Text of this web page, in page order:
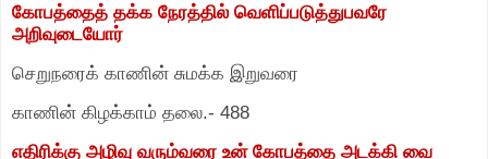
கோபத்தைத் தக்க நேரத்தில் வெளிப்படுத்துபவரே
அறிவுடையோர்
செறுநரைக் காணின் சுமக்க இறுவரை
காணின் கிழக்காம் தலை.- 488
எதிரிக்கு அழிவு வரும்வரை உன் கோபத்தை அடக்கி வை